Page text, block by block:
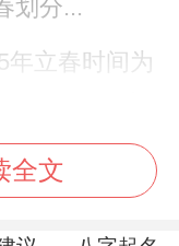
划分...
年立春时间为
至2月3日出
。
测算;早于立春
全文